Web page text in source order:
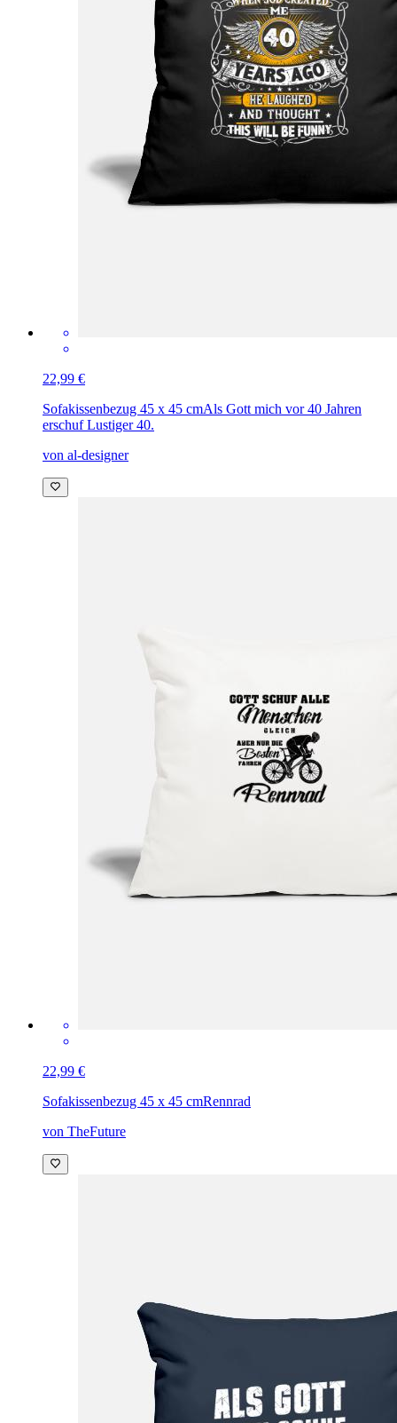
22,99 €
Sofakissenbezug 45 x 45 cmAls Gott mich vor 40 Jahren
erschuf Lustiger 40.
von al-designer
22,99 €
Sofakissenbezug 45 x 45 cmRennrad
von TheFuture